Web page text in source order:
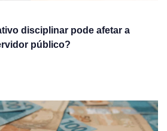
disciplinar pode afetar a
público?